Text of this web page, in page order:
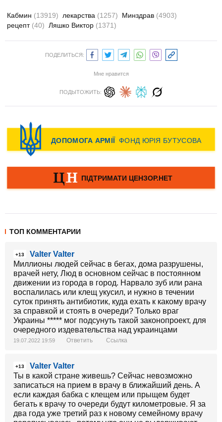
Кабмин (13919) лекарства (1257) Минздрав (4903)
рецепт (40) Ляшко Виктор (1371)
ПОДЕЛИТЬСЯ:
Мне нравится
ПОДЫТОЖИТЬ:
ТОП КОММЕНТАРИИ
+13
Valter Valter
Миллионы людей сейчас в бегах, дома разрушены,
врачей нету, Люд в основном сейчас в постоянном
движении из города в город. Нарвало зуб или рана
воспалилась или клещ укусил, и нужно в течении
суток принять антибиотик, куда ехать к какому врачу
за справкой и стоять в очереди? Только враг
Украины ***** мог подсунуть такой законопроект, для
очередного издевательства над украинцами
19.07.2022 19:59 Ответить Ссылка
+13
Valter Valter
Ты в какой стране живешь? Сейчас невозможно
записаться на прием в врачу в ближайший день. А
если каждая бабка с клещем или прыщем будет
бегать к врачу то очереди будут километровые. Я за
два года уже третий раз к новому семейному врачу